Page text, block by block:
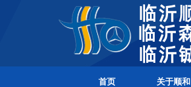
首页 关于顺和